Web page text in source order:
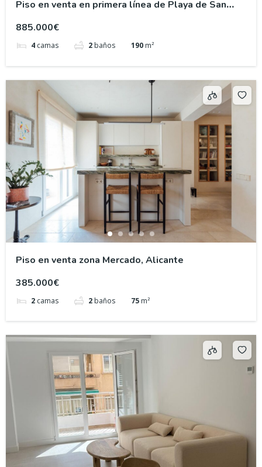
Piso en venta en primera línea de Playa de San
885.000€
4 camas 2 baños 190 m²
Piso en venta zona Mercado, Alicante
385.000€
2 camas 2 baños 75 m²